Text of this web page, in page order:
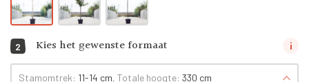
2 Kies het gewenste formaat
Stamomtrek: 11-14 cm, Totale hoogte: 330 cm